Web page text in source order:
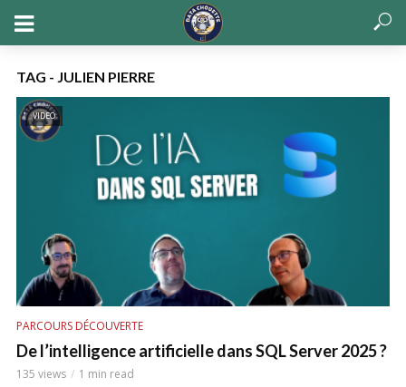
TAG - JULIEN PIERRE
VIDEO
PARCOURS DÉCOUVERTE
De l’intelligence artificielle dans SQL Server 2025 ?
135 views 1 min read